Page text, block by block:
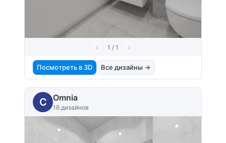
‹ 1 / 1 ›
Посмотреть в 3D Все дизайны →
C Omnia
16 дизайнов